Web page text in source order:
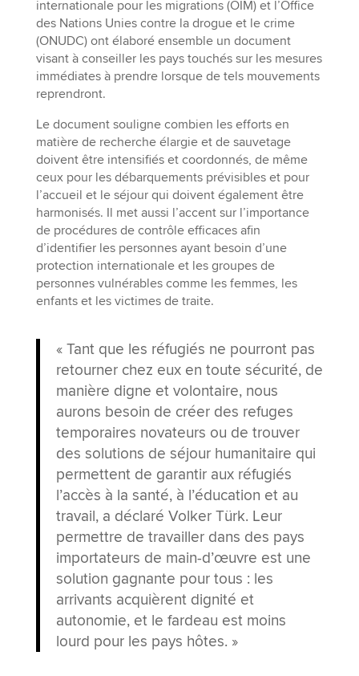
internationale pour les migrations (OIM) et l’Office
des Nations Unies contre la drogue et le crime
(ONUDC) ont élaboré ensemble un document
visant à conseiller les pays touchés sur les mesures
immédiates à prendre lorsque de tels mouvements
reprendront.
Le document souligne combien les efforts en
matière de recherche élargie et de sauvetage
doivent être intensifiés et coordonnés, de même
ceux pour les débarquements prévisibles et pour
l’accueil et le séjour qui doivent également être
harmonisés. Il met aussi l’accent sur l’importance
de procédures de contrôle efficaces afin
d’identifier les personnes ayant besoin d’une
protection internationale et les groupes de
personnes vulnérables comme les femmes, les
enfants et les victimes de traite.
« Tant que les réfugiés ne pourront pas
retourner chez eux en toute sécurité, de
manière digne et volontaire, nous
aurons besoin de créer des refuges
temporaires novateurs ou de trouver
des solutions de séjour humanitaire qui
permettent de garantir aux réfugiés
l’accès à la santé, à l’éducation et au
travail, a déclaré Volker Türk. Leur
permettre de travailler dans des pays
importateurs de main-d’œuvre est une
solution gagnante pour tous : les
arrivants acquièrent dignité et
autonomie, et le fardeau est moins
lourd pour les pays hôtes. »